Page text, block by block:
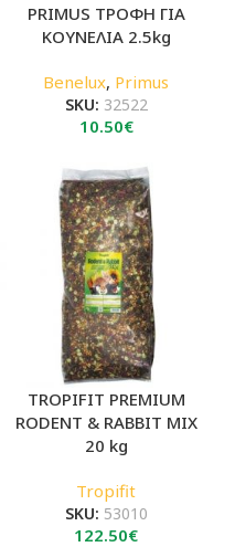
PRIMUS ΤΡΟΦΗ ΓΙΑ
ΚΟΥΝΕΛΙΑ 2.5kg
Benelux, Primus
SKU: 32522
10.50€
TROPIFIT PREMIUM
RODENT & RABBIT MIX
20 kg
Tropifit
SKU: 53010
122.50€